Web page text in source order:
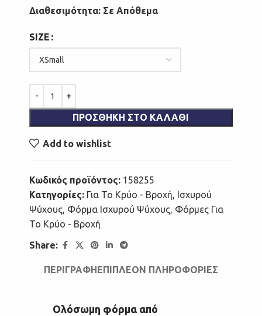
Διαθεσιμότητα: Σε Απόθεμα
SIZE
ΠΡΟΣΘΉΚΗ ΣΤΟ ΚΑΛΆΘΙ
Add to wishlist
Κωδικός προϊόντος: 158255
Κατηγορίες: Για Το Κρύο - Βροχή, Ισχυρού
Ψύχους, Φόρμα Ισχυρού Ψύχους, Φόρμες Για
Το Κρύο - Βροχή
Share:
ΠΕΡΙΓΡΑΦΉΕΠΙΠΛΈΟΝ ΠΛΗΡΟΦΟΡΊΕΣ
Ολόσωμη φόρμα από